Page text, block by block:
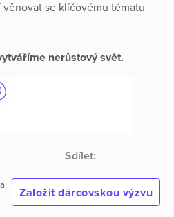
se klíčovému tématu
nerůstový svět.
Sdílet:
Založit dárcovskou výzvu